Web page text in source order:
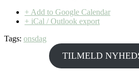
+ Add to Google Calendar
+ iCal / Outlook export
Tags: onsdag
TILMELD